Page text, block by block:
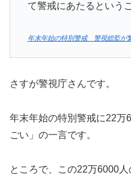
て警戒にあたるという
年末年始の特別警戒 警視総監が
さすが警視庁さんです。
年末年始の特別警戒に22万
ごい」の一言です。
ところで、この22万6000